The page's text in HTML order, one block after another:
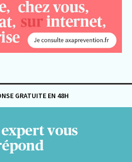
GRATUITE EN 48H
vous